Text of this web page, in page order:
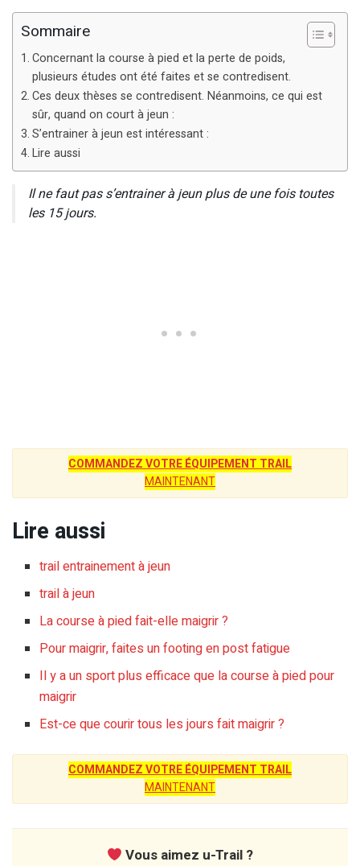
Sommaire
Concernant la course à pied et la perte de poids,
plusieurs études ont été faites et se contredisent.
Ces deux thèses se contredisent. Néanmoins, ce qui est
sûr, quand on court à jeun :
S’entrainer à jeun est intéressant :
Lire aussi
Il ne faut pas s’entrainer à jeun plus de une fois toutes
les 15 jours.
COMMANDEZ VOTRE ÉQUIPEMENT TRAIL
MAINTENANT
Lire aussi
trail entrainement à jeun
trail à jeun
La course à pied fait-elle maigrir ?
Pour maigrir, faites un footing en post fatigue
Il y a un sport plus efficace que la course à pied pour
maigrir
Est-ce que courir tous les jours fait maigrir ?
COMMANDEZ VOTRE ÉQUIPEMENT TRAIL
MAINTENANT
Vous aimez u-Trail ?